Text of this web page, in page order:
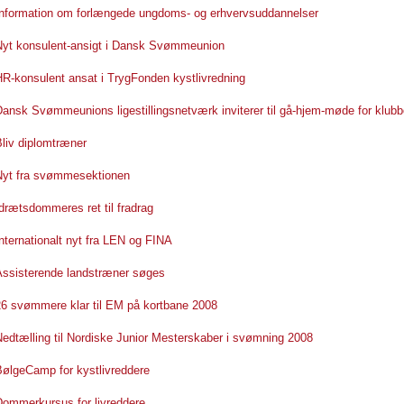
om forlængede ungdoms- og erhvervsuddannelser
konsulent-ansigt i Dansk Svømmeunion
konsulent ansat i TrygFonden kystlivredning
Svømmeunions ligestillingsnetværk inviterer til gå-hjem-møde for
diplomtræner
fra svømmesektionen
ret til fradrag
nyt fra LEN og FINA
landstræner søges
svømmere klar til EM på kortbane 2008
til Nordiske Junior Mesterskaber i svømning 2008
for kystlivreddere